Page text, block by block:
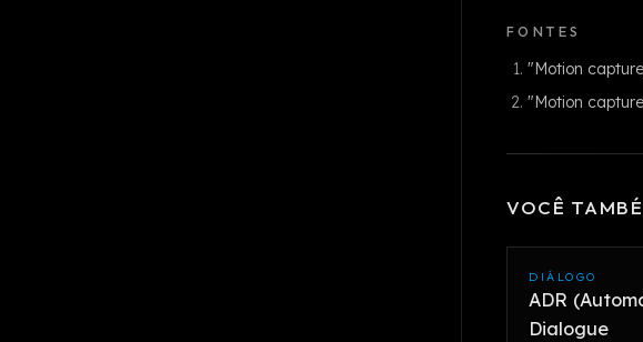
FONTES
"Motion
"Motion
VOCÊ
DIÁLOGO
ADR
Dialogue